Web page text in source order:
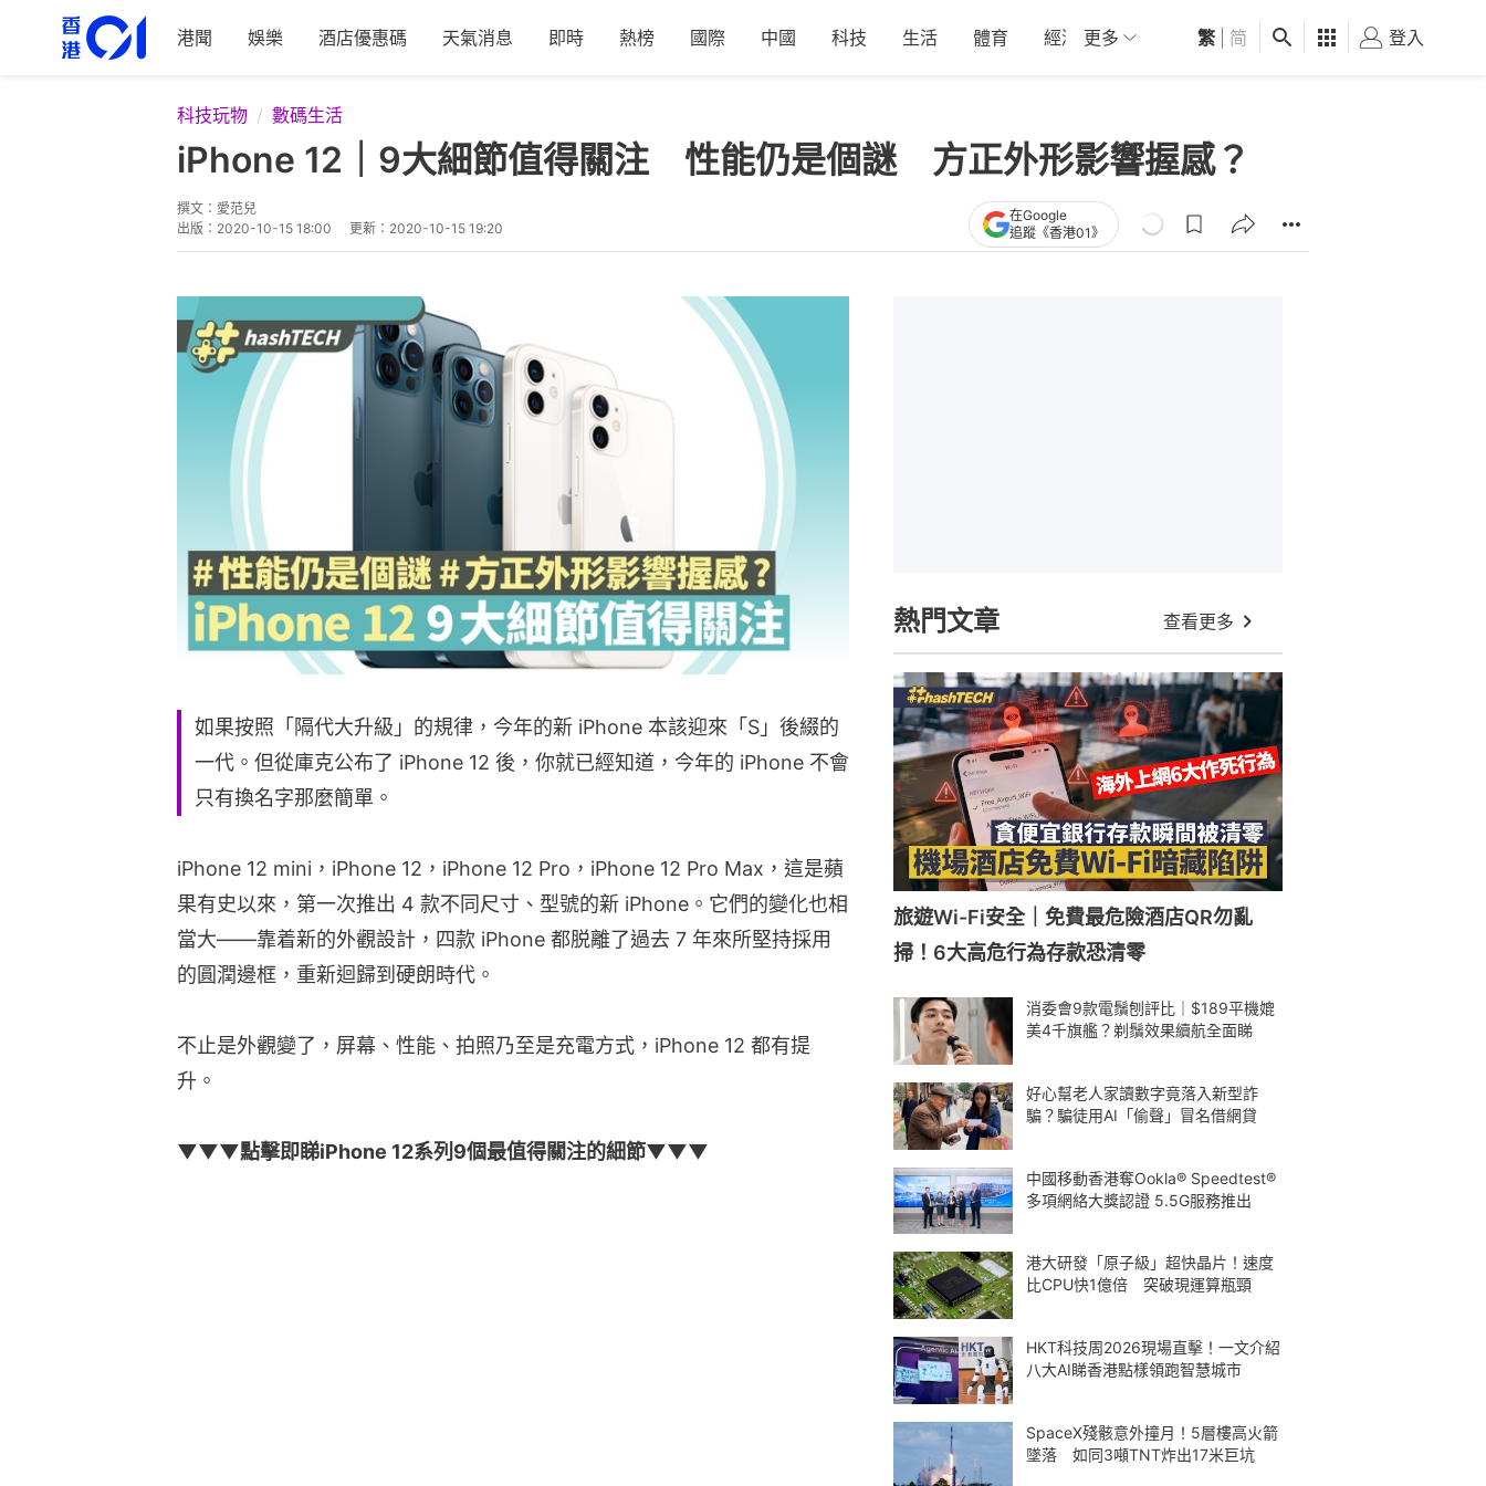
港聞 娛樂 酒店優惠碼 天氣消息 即時 熱榜 國際 中國 科技 生活 體育 經濟 01深圳 觀點 健康 好食玩飛
更多 繁 简 登入
科技玩物 數碼生活
iPhone 12｜9大細節值得關注 性能仍是個謎 方正外形影響握感？
撰文： 愛范兒
出版： 2020-10-15 18:00 更新： 2020-10-15 19:20
在Google
追蹤《香港01》
如果按照「隔代大升級」的規律，今年的新 iPhone 本該迎來「S」後綴的
一代。但從庫克公布了 iPhone 12 後，你就已經知道，今年的 iPhone 不會
只有換名字那麼簡單。
iPhone 12 mini，iPhone 12，iPhone 12 Pro，iPhone 12 Pro Max，這是蘋
果有史以來，第一次推出 4 款不同尺寸、型號的新 iPhone。它們的變化也相
當大——靠着新的外觀設計，四款 iPhone 都脱離了過去 7 年來所堅持採用
的圓潤邊框，重新迴歸到硬朗時代。
不止是外觀變了，屏幕、性能、拍照乃至是充電方式，iPhone 12 都有提
升。
▼▼▼點擊即睇iPhone 12系列9個最值得關注的細節▼▼▼
熱門文章 查看更多
旅遊Wi-Fi安全｜免費最危險酒店QR勿亂
掃！6大高危行為存款恐清零
消委會9款電鬚刨評比｜$189平機媲
美4千旗艦？剃鬚效果續航全面睇
好心幫老人家讀數字竟落入新型詐
騙？騙徒用AI「偷聲」冒名借網貸
中國移動香港奪Ookla® Speedtest®
多項網絡大獎認證 5.5G服務推出
港大研發「原子級」超快晶片！速度
比CPU快1億倍 突破現運算瓶頸
HKT科技周2026現場直擊！一文介紹
八大AI睇香港點樣領跑智慧城市
SpaceX殘骸意外撞月！5層樓高火箭
墜落 如同3噸TNT炸出17米巨坑